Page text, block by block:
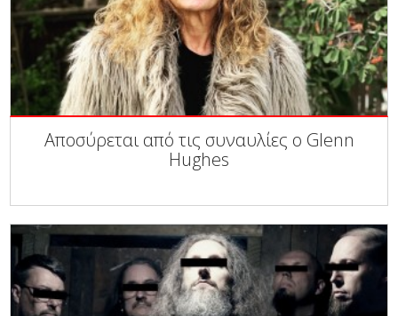
Αποσύρεται από τις συναυλίες ο Glenn
Hughes